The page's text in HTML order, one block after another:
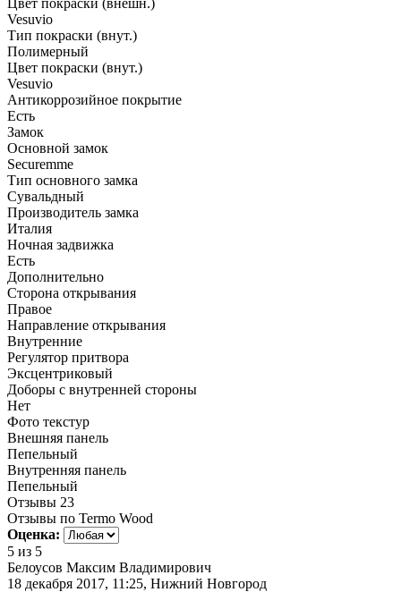
Vesuvio
Тип покраски (внут.)
Полимерный
Цвет покраски (внут.)
Vesuvio
Антикоррозийное покрытие
Есть
Замок
Основной замок
Securemme
Тип основного замка
Сувальдный
Производитель замка
Италия
Ночная задвижка
Есть
Дополнительно
Сторона открывания
Правое
Направление открывания
Внутренние
Регулятор притвора
Эксцентриковый
Доборы с внутренней стороны
Нет
Фото текстур
Внешняя панель
Пепельный
Внутренняя панель
Пепельный
Отзывы 23
Отзывы по Termo Wood
Оценка:
5 из 5
Белоусов Максим Владимирович
18 декабря 2017, 11:25, Нижний Новгород